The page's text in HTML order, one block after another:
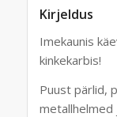
Kirjeldus
Imekaunis
kinkekarbis!
Puust pärlid,
metallhelmed